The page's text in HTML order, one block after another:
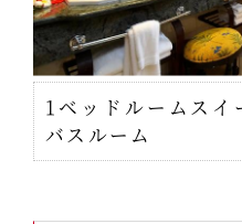
1ベッドルームス
バスルーム